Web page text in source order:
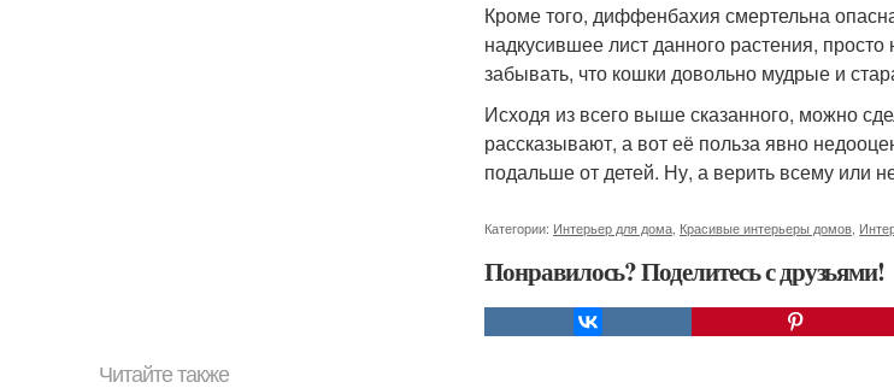
Кроме того, диффенбахия смертельна
надкусившее лист данного растения,
забывать, что кошки довольно мудрые и
Исходя из всего выше сказанного, можно
рассказывают, а вот её польза явно
подальше от детей. Ну, а верить всему или
Категории: Интерьер для дома Красивые интерьеры домов
Понравилось? Поделитесь с друзьями!
Читайте также